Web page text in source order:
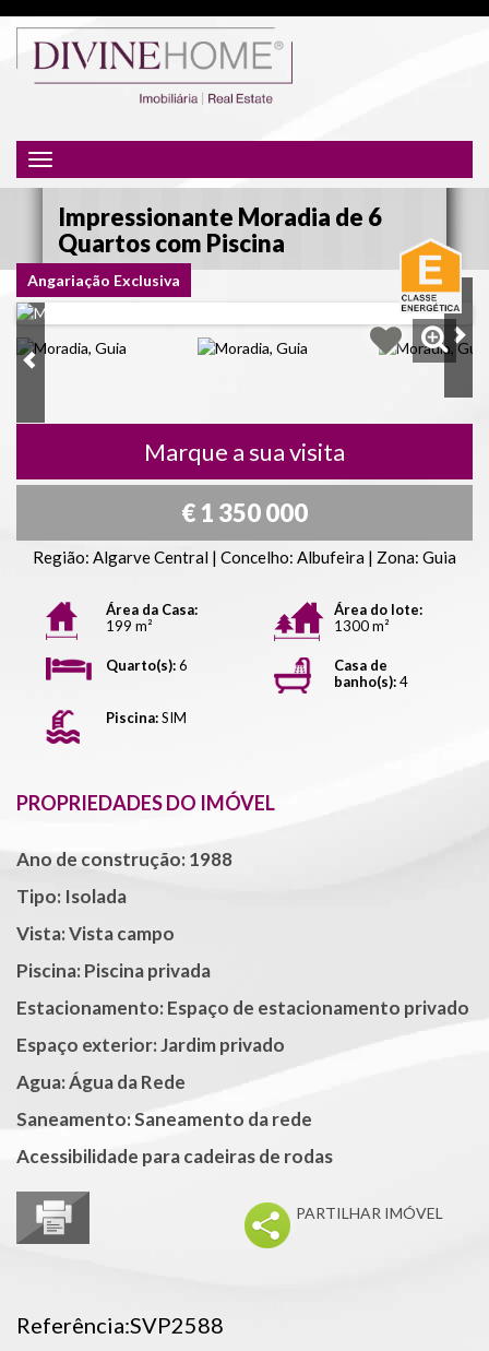
navigation
Impressionante Moradia de 6
Quartos com Piscina
Angariação Exclusiva
Marque a sua visita
€ 1 350 000
Região: Algarve Central | Concelho: Albufeira | Zona: Guia
Área da Casa:
199 m²
Área do lote:
1300 m²
Quarto(s):6
Casa de
banho(s):4
Piscina:SIM
PROPRIEDADES DO IMÓVEL
Ano de construção: 1988
Tipo: Isolada
Vista: Vista campo
Piscina: Piscina privada
Estacionamento: Espaço de estacionamento privado
Espaço exterior: Jardim privado
Agua: Água da Rede
Saneamento: Saneamento da rede
Acessibilidade para cadeiras de rodas
PARTILHAR IMÓVEL
Referência:SVP2588